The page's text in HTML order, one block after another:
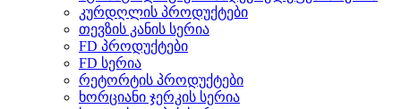
კურდღლის პროდუქტები
თევზის კანის სერია
FD პროდუქტები
FD სერია
რეტორტის პროდუქტები
ხორციანი ჯერკის სერია